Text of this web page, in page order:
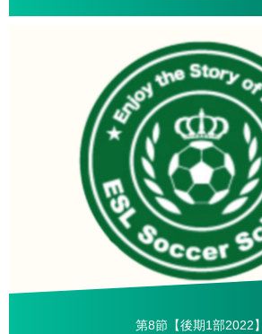
第8節【後期1部2022】